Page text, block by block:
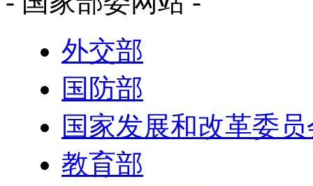
外交部
国防部
国家发展和改革委
教育部